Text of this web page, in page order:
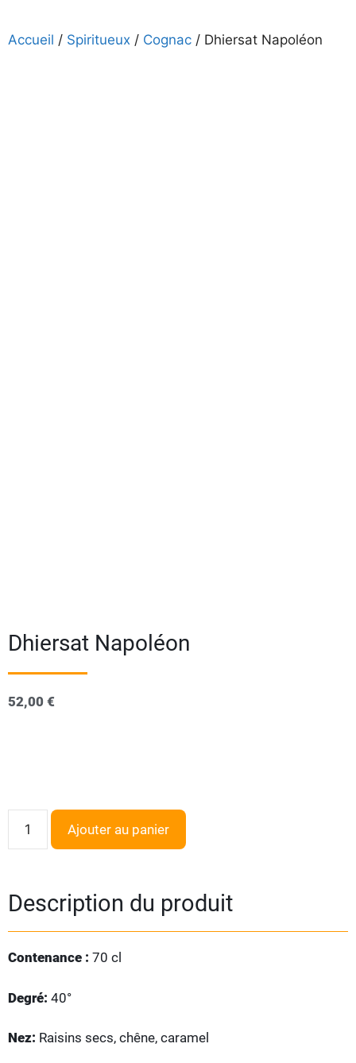
Accueil / Spiritueux / Cognac / Dhiersat Napoléon
Dhiersat Napoléon
52,00 €
Ajouter au panier
Description du produit
Contenance : 70 cl
Degré: 40°
Nez: Raisins secs, chêne, caramel